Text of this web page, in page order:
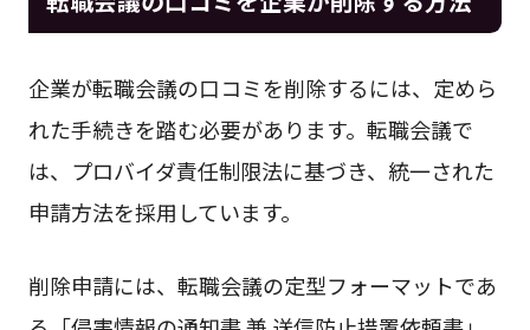
企業が転職会議の口コミを削除するには、定めら
れた手続きを踏む必要があります。転職会議で
は、プロバイダ責任制限法に基づき、統一された
申請方法を採用しています。
削除申請には、転職会議の定型フォーマットであ